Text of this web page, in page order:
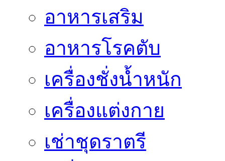
อาหารเสริม
อาหารโรคตับ
เครื่องชั่งน้ำหนัก
เครื่องแต่งกาย
เช่าชุดราตรี